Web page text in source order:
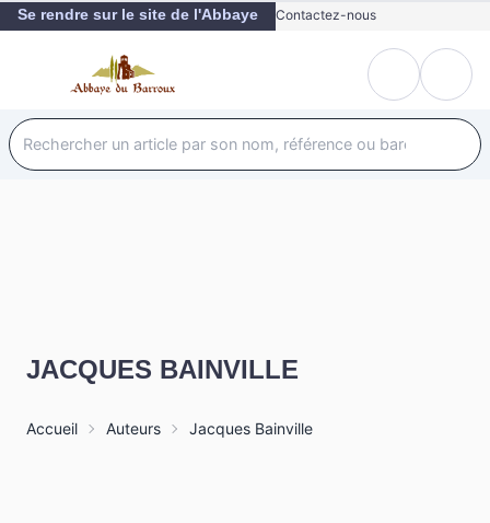
Se rendre sur le site de l'Abbaye Contactez-nous
JACQUES BAINVILLE
Accueil Auteurs Jacques Bainville